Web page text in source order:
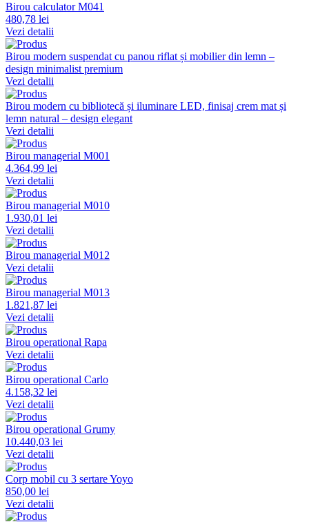
Birou calculator M041
480,78 lei
Vezi detalii
Birou modern suspendat cu panou riflat și mobilier din lemn –
design minimalist premium
Vezi detalii
Birou modern cu bibliotecă și iluminare LED, finisaj crem mat și
lemn natural – design elegant
Vezi detalii
Birou managerial M001
4.364,99 lei
Vezi detalii
Birou managerial M010
1.930,01 lei
Vezi detalii
Birou managerial M012
Vezi detalii
Birou managerial M013
1.821,87 lei
Vezi detalii
Birou operational Rapa
Vezi detalii
Birou operational Carlo
4.158,32 lei
Vezi detalii
Birou operational Grumy
10.440,03 lei
Vezi detalii
Corp mobil cu 3 sertare Yoyo
850,00 lei
Vezi detalii